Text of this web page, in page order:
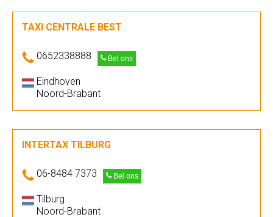
TAXI CENTRALE BEST
0652338888 Bel ons
Eindhoven
Noord-Brabant
INTERTAX TILBURG
06-8484 7373 Bel ons
Tilburg
Noord-Brabant